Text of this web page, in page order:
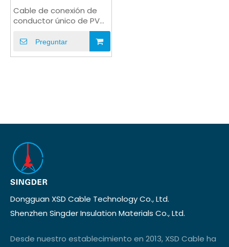
Cable de conexión de
conductor único de PVC
UL1015 para conector de
glándulaPreguntar
Dongguan XSD Cable Technology Co., Ltd.
Shenzhen Singder Insulation Materials Co., Ltd.
Desde nuestro establecimiento en 2013, XSD Cable ha